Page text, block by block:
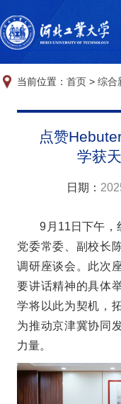
当前位置：首页 >综合
点赞
学获
日期：
9月11日下午，
党委常委、副校长
调研座谈会。此次
要讲话精神的具体
学将以此为契机，
为推动京津冀协同
力量。